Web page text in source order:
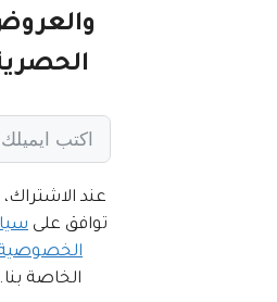
عند
توافق على
الخاصة بنا.